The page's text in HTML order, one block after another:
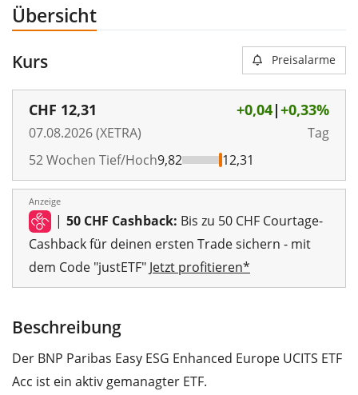
Übersicht
Kurs Preisalarme
CHF 12,31
07.08.2026 (XETRA)
+0,04|+0,33%
Tag
52 Wochen Tief/Hoch9,82 12,31
Anzeige
| 50 CHF Cashback: Bis zu 50 CHF Courtage-
Cashback für deinen ersten Trade sichern - mit
dem Code "justETF" Jetzt profitieren*
Beschreibung
Der BNP Paribas Easy ESG Enhanced Europe UCITS ETF
Acc ist ein aktiv gemanagter ETF.